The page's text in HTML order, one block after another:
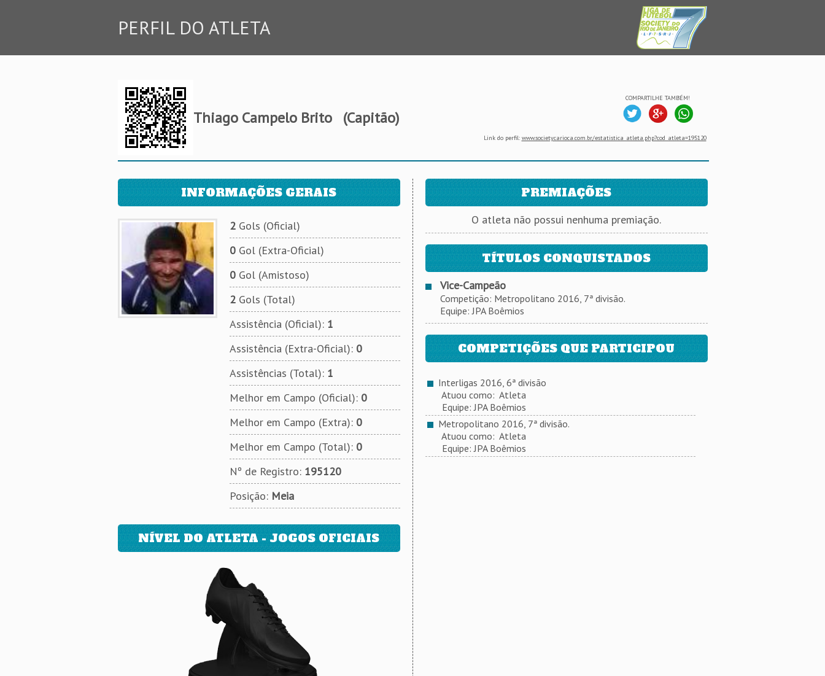
PERFIL DO ATLETA
Thiago Campelo Brito (Capitão)
COMPARTILHE TAMBÉM!
Link do perfil: www.societycarioca.com.br/estatistica_atleta.php?cod_atleta=195120
INFORMAÇÕES GERAIS
2Gols (Oficial)
0Gol (Extra-Oficial)
0Gol (Amistoso)
2Gols (Total)
Assistência (Oficial): 1
Assistência (Extra-Oficial): 0
Assistências (Total): 1
Melhor em Campo (Oficial): 0
Melhor em Campo (Extra): 0
Melhor em Campo (Total): 0
Nº de Registro: 195120
Posição: Meia
NÍVEL DO ATLETA - JOGOS OFICIAIS
PREMIAÇÕES
O atleta não possui nenhuma premiação.
TÍTULOS CONQUISTADOS
Vice-Campeão
Competição: Metropolitano 2016, 7ª divisão.
Equipe: JPA Boêmios
COMPETIÇÕES QUE PARTICIPOU
Interligas 2016, 6ª divisão
Atuou como: Atleta
Equipe: JPA Boêmios
Metropolitano 2016, 7ª divisão.
Atuou como: Atleta
Equipe: JPA Boêmios